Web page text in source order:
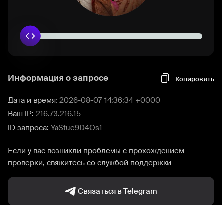
Информация о запросе Копировать
Дата и время: 2026-08-07 14:36:34 +0000
Ваш IP: 216.73.216.15
ID запроса: YaStue9D4Os1
Если у вас возникли проблемы с прохождением
проверки, свяжитесь со службой поддержки
Связаться в Telegram